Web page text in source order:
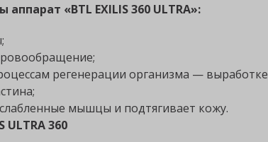
«BTL EXILIS 360 ULTRA»:
регенерации организма — выработке
мышцы и подтягивает кожу.
ULTRA 360